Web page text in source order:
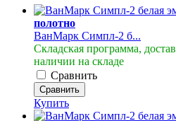
полотно
ВанМарк Симпл-2 б...
Складская программа,
наличии на складе
Сравнить
Сравнить
Купить